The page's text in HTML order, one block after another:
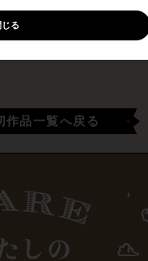
作品一覧へ戻る
じる